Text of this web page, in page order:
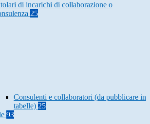
di incarichi di collaborazione o
25
Consulenti e collaboratori (da pubblicare in
tabelle) 25
93